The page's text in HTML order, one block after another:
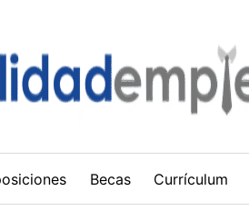
Becas Currículum